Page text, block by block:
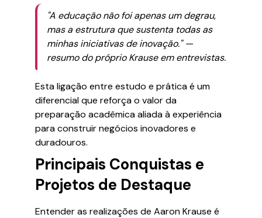
"A educação não foi apenas um degrau,
mas a estrutura que sustenta todas as
minhas iniciativas de inovação." —
resumo do próprio Krause em entrevistas.
Esta ligação entre estudo e prática é um
diferencial que reforça o valor da
preparação acadêmica aliada à experiência
para construir negócios inovadores e
duradouros.
Principais Conquistas e
Projetos de Destaque
Entender as realizações de Aaron Krause é